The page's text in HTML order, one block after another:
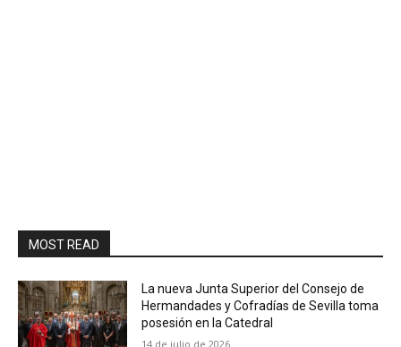
MOST READ
La nueva Junta Superior del Consejo de
Hermandades y Cofradías de Sevilla toma
posesión en la Catedral
14 de julio de 2026